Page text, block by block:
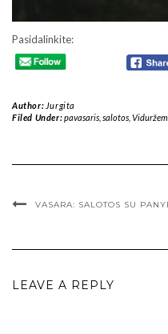
Pasidalinkite:
Author: Jurgita
Filed Under:pavasaris, salotos,
VASARA: SALOTOS SU
LEAVE A REPLY